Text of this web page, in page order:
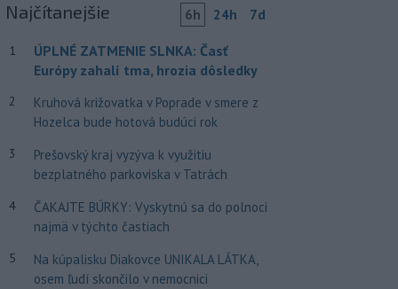
Najčítanejšie 6h 24h 7d
1
ÚPLNÉ ZATMENIE SLNKA: Časť
Európy zahalí tma, hrozia dôsledky
2
Kruhová križovatka v Poprade v smere z
Hozelca bude hotová budúci rok
3
Prešovský kraj vyzýva k využitiu
bezplatného parkoviska v Tatrách
4
ČAKAJTE BÚRKY: Vyskytnú sa do polnoci
najmä v týchto častiach
5
Na kúpalisku Diakovce UNIKALA LÁTKA,
osem ľudí skončilo v nemocnici